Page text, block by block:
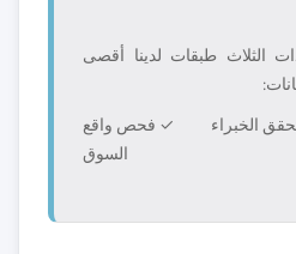
الثلاث طبقات لدينا أقصى
الخبراء
✓ فحص واقع
السوق